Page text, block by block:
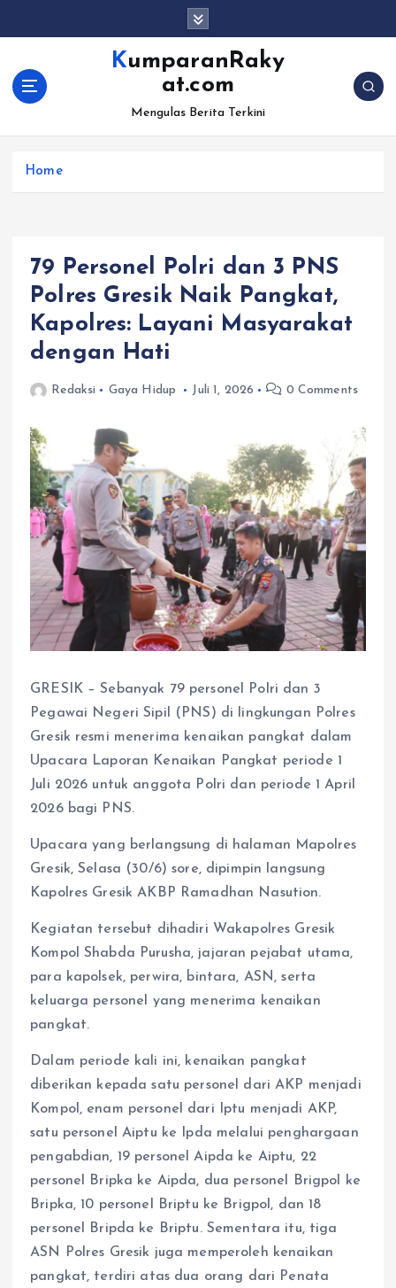
KumparanRaky
at.com
Mengulas Berita Terkini
Home
79 Personel Polri dan 3 PNS
Polres Gresik Naik Pangkat,
Kapolres: Layani Masyarakat
dengan Hati
Redaksi Gaya Hidup Juli 1, 2026 0 Comments
GRESIK – Sebanyak 79 personel Polri dan 3
Pegawai Negeri Sipil (PNS) di lingkungan Polres
Gresik resmi menerima kenaikan pangkat dalam
Upacara Laporan Kenaikan Pangkat periode 1
Juli 2026 untuk anggota Polri dan periode 1 April
2026 bagi PNS.
Upacara yang berlangsung di halaman Mapolres
Gresik, Selasa (30/6) sore, dipimpin langsung
Kapolres Gresik AKBP Ramadhan Nasution.
Kegiatan tersebut dihadiri Wakapolres Gresik
Kompol Shabda Purusha, jajaran pejabat utama,
para kapolsek, perwira, bintara, ASN, serta
keluarga personel yang menerima kenaikan
pangkat.
Dalam periode kali ini, kenaikan pangkat
diberikan kepada satu personel dari AKP menjadi
Kompol, enam personel dari Iptu menjadi AKP,
satu personel Aiptu ke Ipda melalui penghargaan
pengabdian, 19 personel Aipda ke Aiptu, 22
personel Bripka ke Aipda, dua personel Brigpol ke
Bripka, 10 personel Briptu ke Brigpol, dan 18
personel Bripda ke Briptu. Sementara itu, tiga
ASN Polres Gresik juga memperoleh kenaikan
pangkat, terdiri atas dua orang dari Penata